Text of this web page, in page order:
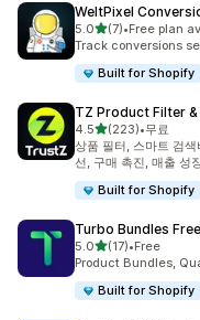
WeltPixel
5.0별 5개 중
(7)
총 리뷰 7개
•Free plan
Track conversions
Built for Shopify
TZ Product Filter &
4.5별 5개 중
(223)
총 리뷰 223개
•무료
상품 필터, 스마트 검
선, 구매 촉진, 매출 성
Built for Shopify
Turbo Bundles
5.0별 5개 중
(17)
총 리뷰 17개
•Free
Product Bundles,
Built for Shopify